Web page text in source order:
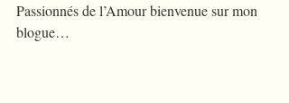
Passionnés de l’Amour bienvenue sur mon
blogue…